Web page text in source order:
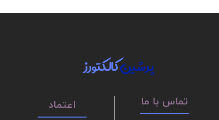
پرشینکالکتورز
تماس با ما اعتماد